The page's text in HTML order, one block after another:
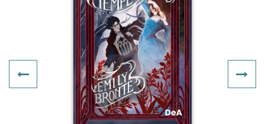
Previous